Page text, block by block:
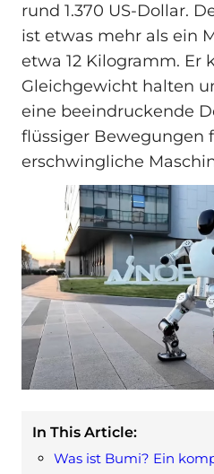
rund 1.370 US-Dollar.
ist etwas mehr als ein
etwa 12 Kilogramm. Er
Gleichgewicht halten
eine beeindruckende
flüssiger Bewegungen
erschwingliche
In This Article:
Was ist Bumi? Ein